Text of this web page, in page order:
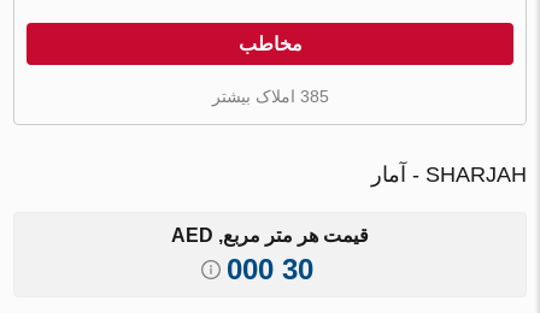
مخاطب
385 املاک بیشتر
SHARJAH - آمار
قیمت هر متر مربع, AED
30 000